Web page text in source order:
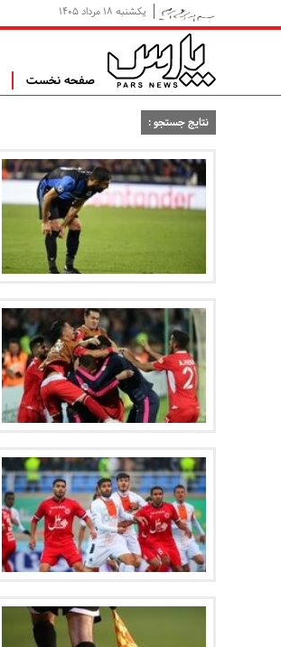
یکشنبه ۱۸ مرداد ۱۴۰۵
صفحه نخست
نتایج جستجو :